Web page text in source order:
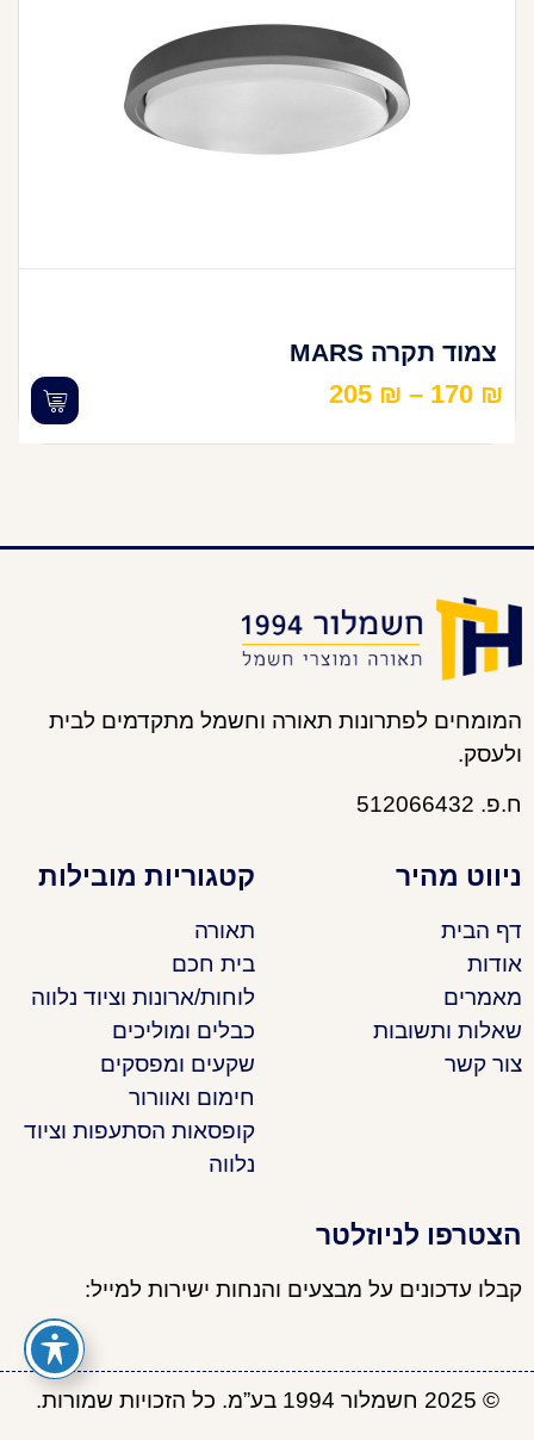
צמוד תקרה MARS
170 ₪
–
205 ₪
המומחים לפתרונות תאורה וחשמל מתקדמים לבית
ולעסק.
ח.פ. 512066432
ניווט מהיר
דף הבית
אודות
מאמרים
שאלות ותשובות
צור קשר
קטגוריות מובילות
תאורה
בית חכם
לוחות/ארונות וציוד נלווה
כבלים ומוליכים
שקעים ומפסקים
חימום ואוורור
קופסאות הסתעפות וציוד
נלווה
הצטרפו לניוזלטר
קבלו עדכונים על מבצעים והנחות ישירות למייל:
© 2025 חשמלור 1994 בע”מ. כל הזכויות שמורות.